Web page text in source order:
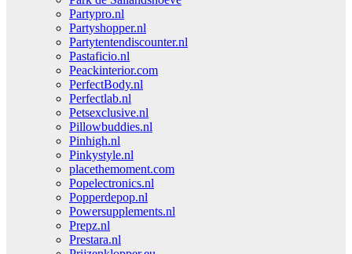
Partypro.nl
Partyshopper.nl
Partytentendiscounter.nl
Pastaficio.nl
Peackinterior.com
PerfectBody.nl
Perfectlab.nl
Petsexclusive.nl
Pillowbuddies.nl
Pinhigh.nl
Pinkystyle.nl
placethemoment.com
Popelectronics.nl
Popperdepop.nl
Powersupplements.nl
Prepz.nl
Prestara.nl